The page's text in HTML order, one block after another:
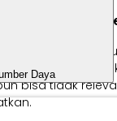
Daya
atau
data yang
tersebut tidak
bisa tidak